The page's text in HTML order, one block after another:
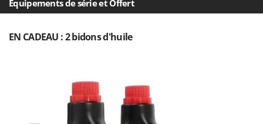
Équipements de série et Offert
EN CADEAU : 2 bidons d'huile